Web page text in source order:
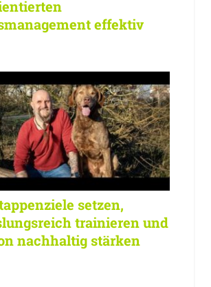
effektiv
setzen,
trainieren und
nachhaltig stärken